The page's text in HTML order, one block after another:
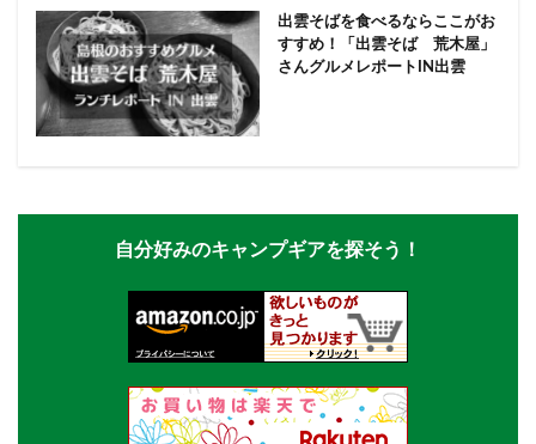
出雲そばを食べるならここがお
すすめ！「出雲そば 荒木屋」
さんグルメレポートIN出雲
自分好みのキャンプギアを探そう！